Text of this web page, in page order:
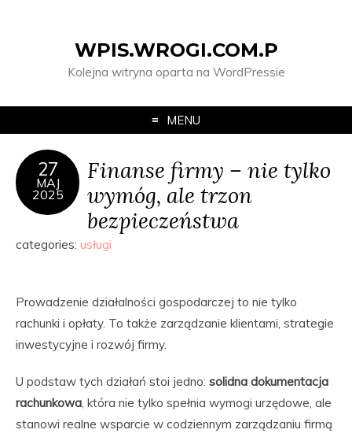
WPIS.WROGI.COM.P
Kolejna witryna oparta na WordPressie
MENU
27
MAJ
2025
Finanse firmy – nie tylko
wymóg, ale trzon
bezpieczeństwa
categories: usługi
Prowadzenie działalności gospodarczej to nie tylko
rachunki i opłaty. To także zarządzanie klientami, strategie
inwestycyjne i rozwój firmy.
U podstaw tych działań stoi jedno: solidna dokumentacja
rachunkowa, która nie tylko spełnia wymogi urzędowe, ale
stanowi realne wsparcie w codziennym zarządzaniu firmą